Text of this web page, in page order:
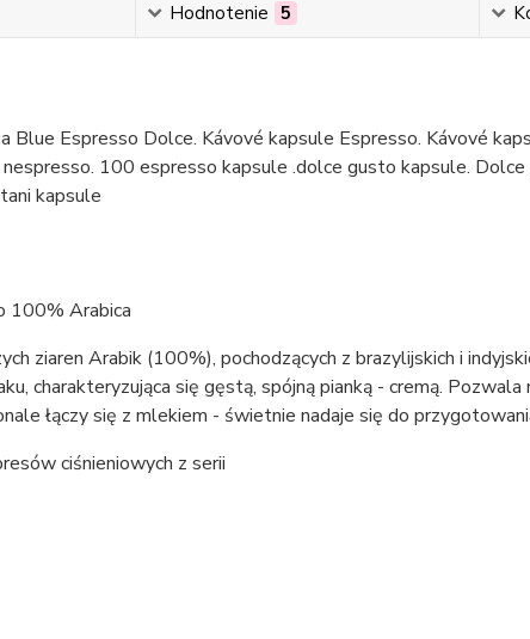
Hodnotenie 5
Blue Espresso Dolce. Kávové kapsule Espresso. Kávové
100 espresso kapsule .dolce gusto kapsule.
kapsule
100% Arabica
ziaren Arabik (100%), pochodzących z brazylijskich i
charakteryzująca się gęstą, spójną pianką - cremą.
łączy się z mlekiem - świetnie nadaje się do
ciśnieniowych z serii